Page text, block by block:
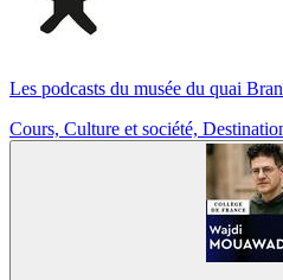
Les podcasts du musée du quai
Cours, Culture et société,